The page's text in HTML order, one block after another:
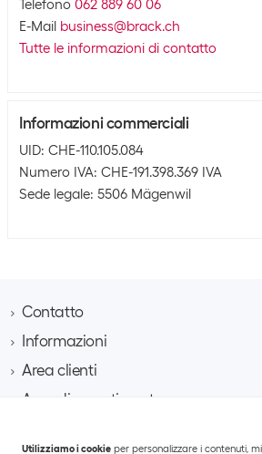
Telefono 062 889 60 06
E-Mail business@brack.ch
Tutte le informazioni di contatto
Informazioni commerciali
UID: CHE-110.105.084
Numero IVA: CHE-191.398.369 IVA
Sede legale: 5506 Mägenwil
Contatto
Brack AG
Hintermättlistrasse 3
E-mail business@brack.ch
Informazioni
Contatto
A proposito di Brack Business
Area clienti
Richiedere un account cliente
Spese di spedizione e consegna
Area di assortimento
Multimedia
Utilizziamo i cookie per personalizzare i contenuti,